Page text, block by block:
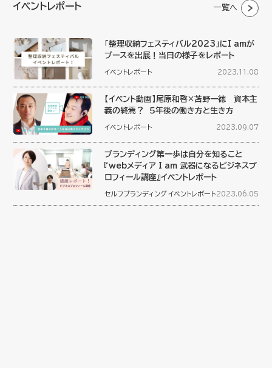
イベントレポート 一覧へ
「整理収納フェスティバル2023」にI amが
ブースを出展！当日の様子をレポート
イベントレポート 2023.11.08
【イベント動画】尾原和啓×苫野一徳 資本主
義の終焉？ ５年後の働き方と生き方
イベントレポート 2023.09.07
ブランディング第一歩は自分を知ること
『webメディア I am 武器になるビジネスプ
ロフィール講座』イベントレポート
セルフブランディング イベントレポート 2023.06.05